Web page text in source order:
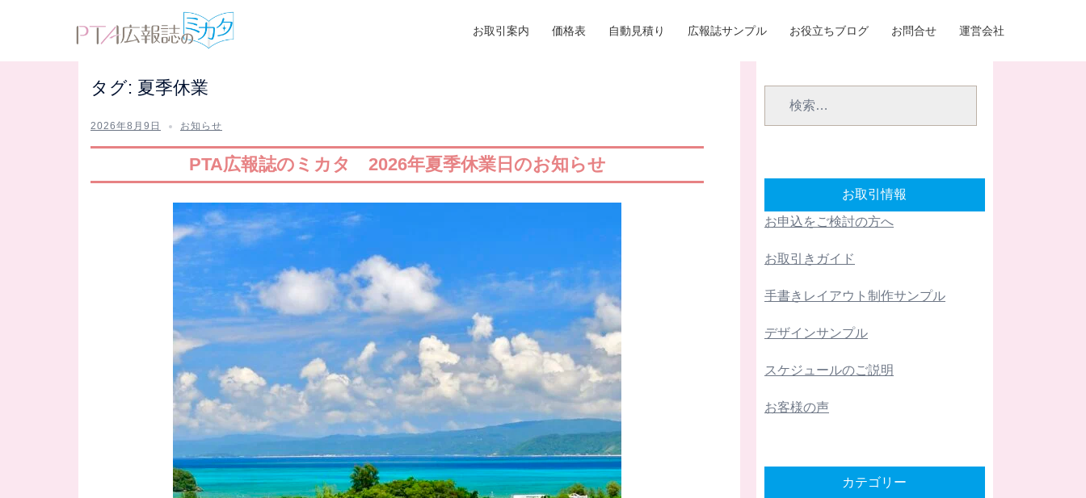
お取引案内 価格表 自動見積り 広報誌サンプル お役立ちブログ お問合せ 運営会社
タグ: 夏季休業
2026年8月9日 お知らせ
PTA広報誌のミカタ 2026年夏季休業日のお知らせ
お取引情報
お申込をご検討の方へ
お取引きガイド
手書きレイアウト制作サンプル
デザインサンプル
スケジュールのご説明
お客様の声
カテゴリー